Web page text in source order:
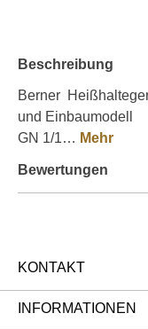
Beschreibung
Berner
und
GN 1/1… Mehr
Bewertungen
KONTAKT
INFORMATIONEN